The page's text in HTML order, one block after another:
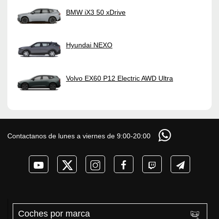
BMW iX3 50 xDrive
Hyundai NEXO
Volvo EX60 P12 Electric AWD Ultra
Contactanos de lunes a viernes de 9:00-20:00
Coches por marca